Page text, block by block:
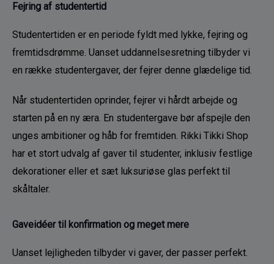
Fejring af studentertid
Studentertiden er en periode fyldt med lykke, fejring og
fremtidsdrømme. Uanset uddannelsesretning tilbyder vi
en række studentergaver, der fejrer denne glædelige tid.
Når studentertiden oprinder, fejrer vi hårdt arbejde og
starten på en ny æra. En studentergave bør afspejle den
unges ambitioner og håb for fremtiden. Rikki Tikki Shop
har et stort udvalg af gaver til studenter, inklusiv festlige
dekorationer eller et sæt luksuriøse glas perfekt til
skåltaler.
Gaveidéer til konfirmation og meget mere
Uanset lejligheden tilbyder vi gaver, der passer perfekt.